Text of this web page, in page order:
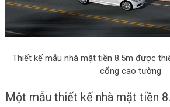
Thiết kế mẫu nhà mặt tiền 8.5m được
cổng cao tường
Một mẫu thiết kế nhà mặt tiền